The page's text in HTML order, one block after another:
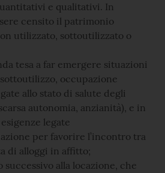
e qualitativi. In
censito il patrimonio
utilizzato, sottoutilizzato o
tesa a far emergere situazioni
occupazione
allo stato di salute degli
autonomia, anzianità), e in
legate
per favorire l’incontro tra
di alloggi in affitto;
alla locazione, che